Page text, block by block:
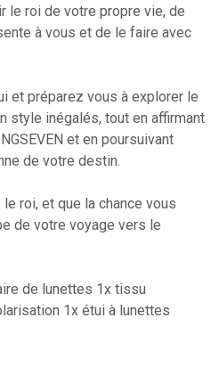
le roi de votre propre vie, de
à vous et de le faire avec
et préparez vous à explorer le
style inégalés, tout en affirmant
et en poursuivant
de votre destin.
roi, et que la chance vous
de votre voyage vers le
de lunettes 1x tissu
1x étui à lunettes